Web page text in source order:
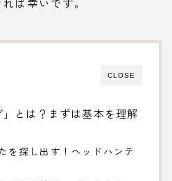
CLOSE
」とは？まずは基本を理解
を探し出す！ヘッドハンテ